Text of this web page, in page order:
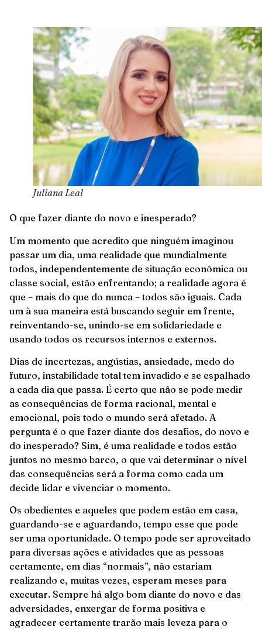
Juliana Leal
O que fazer diante do novo e inesperado?
Um momento que acredito que ninguém imaginou
passar um dia, uma realidade que mundialmente
todos, independentemente de situação econômica ou
classe social, estão enfrentando; a realidade agora é
que – mais do que do nunca – todos são iguais. Cada
um à sua maneira está buscando seguir em frente,
reinventando-se, unindo-se em solidariedade e
usando todos os recursos internos e externos.
Dias de incertezas, angústias, ansiedade, medo do
futuro, instabilidade total tem invadido e se espalhado
a cada dia que passa. É certo que não se pode medir
as consequências de forma racional, mental e
emocional, pois todo o mundo será afetado. A
pergunta é o que fazer diante dos desafios, do novo e
do inesperado? Sim, é uma realidade e todos estão
juntos no mesmo barco, o que vai determinar o nível
das consequências será a forma como cada um
decide lidar e vivenciar o momento.
Os obedientes e aqueles que podem estão em casa,
guardando-se e aguardando, tempo esse que pode
ser uma oportunidade. O tempo pode ser aproveitado
para diversas ações e atividades que as pessoas
certamente, em dias “normais”, não estariam
realizando e, muitas vezes, esperam meses para
executar. Sempre há algo bom diante do novo e das
adversidades, enxergar de forma positiva e
agradecer certamente trarão mais leveza para o